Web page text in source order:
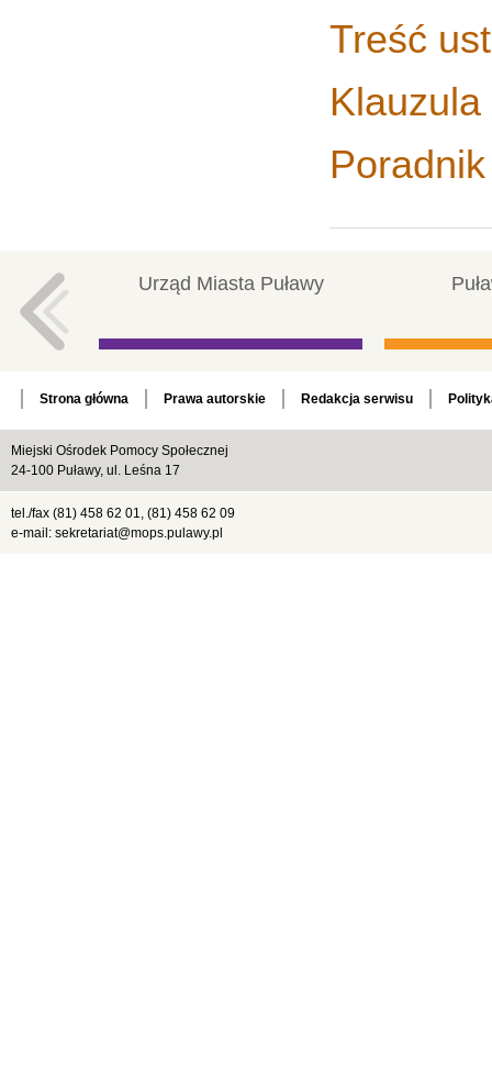
Treść
Poradnik
Urząd Miasta Puławy
Strona główna Prawa autorskie Redakcja serwisu
Miejski Ośrodek Pomocy Społecznej
24-100 Puławy, ul. Leśna 17
tel./fax (81) 458 62 01, (81) 458 62 09
e-mail: sekretariat@mops.pulawy.pl